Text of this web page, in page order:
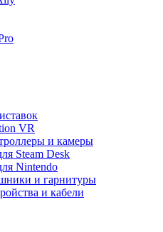
VR
и камеры
Steam Desk
Nintendo
и гарнитуры
и кабели